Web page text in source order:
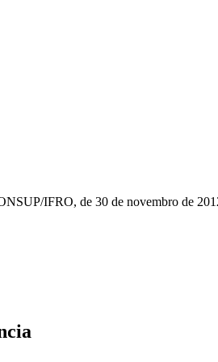
IFRO, de 30 de novembro de